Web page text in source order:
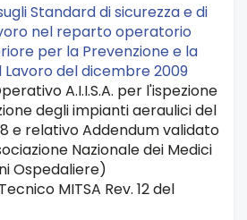
Standard di sicurezza e di
nel reparto operatorio
per la Prevenzione e la
Lavoro del dicembre 2009
A.I.I.S.A. per l'ispezione
degli impianti aeraulici del
e relativo Addendum validato
Nazionale dei Medici
Ospedaliere)
MITSA Rev. 12 del